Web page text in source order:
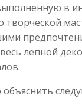
в
лепной
объяснить